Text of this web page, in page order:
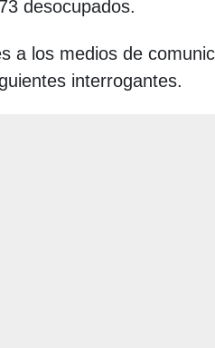
desocupados.
a los medios de
interrogantes.